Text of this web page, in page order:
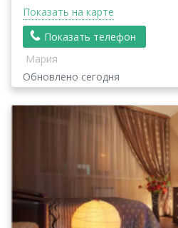
Показать на карте
Показать телефон
Мария
Обновлено сегодня